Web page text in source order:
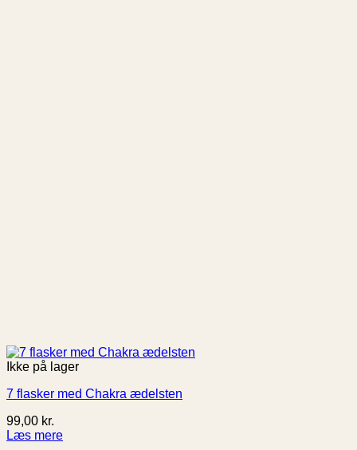
Ikke på lager
7 flasker med Chakra ædelsten
99,00 kr.
Læs mere